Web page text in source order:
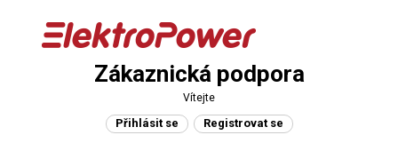
Zákaznická podpora
Vítejte
Přihlásit se Registrovat se